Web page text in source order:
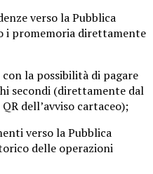
verso la Pubblica
i promemoria direttamente
la possibilità di pagare
secondi (direttamente dal
dell’avviso cartaceo);
verso la Pubblica
delle operazioni